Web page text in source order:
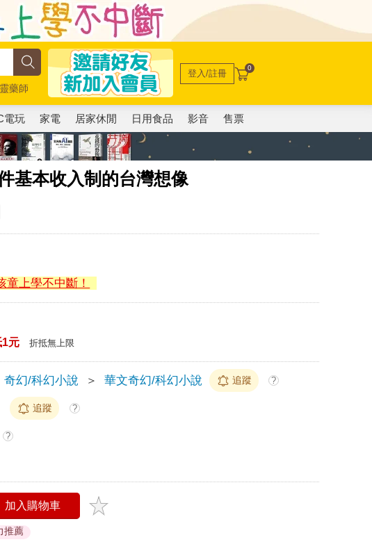
藥師
登入/註冊 0
電玩 家電 居家休閒 日用食品 影音 售票
基本收入制的台灣想像
上學不中斷！
1元 折抵無上限
奇幻/科幻小說 ＞ 華文奇幻/科幻小說 追蹤 ?
追蹤 ?
?
加入購物車
推薦